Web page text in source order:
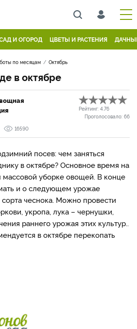
И ОГОРОД ЦВЕТЫ И РАСТЕНИЯ
по месяцам Октябрь
в октябре
Рейтинг: 4.76
Проголосовало: 66
16590
посев: чем заняться
в октябре? Основное время на
уборке овощей. В конце
и о следующем урожае
чеснока. Можно провести
укропа, лука – чернушки,
раннего урожая этих культур..
в октябре перекопать